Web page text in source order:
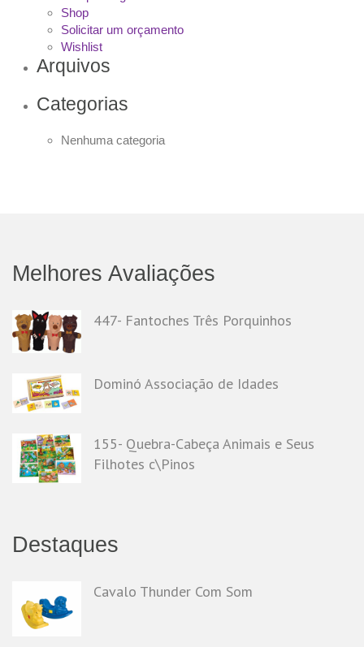
Shop
Solicitar um orçamento
Wishlist
Arquivos
Categorias
Nenhuma categoria
Melhores Avaliações
447- Fantoches Três Porquinhos
Dominó Associação de Idades
155- Quebra-Cabeça Animais e Seus
Filhotes c\Pinos
Destaques
Cavalo Thunder Com Som